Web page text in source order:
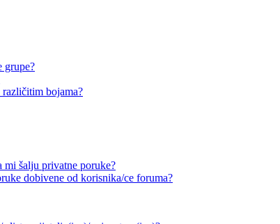
grupe?
bojama?
šalju privatne poruke?
dobivene od korisnika/ce foruma?